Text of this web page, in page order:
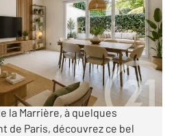
vendre
€
Rare sur le
de 35 m², parking et cave.
la Marrière, à quelques
de Paris, découvrez ce bel